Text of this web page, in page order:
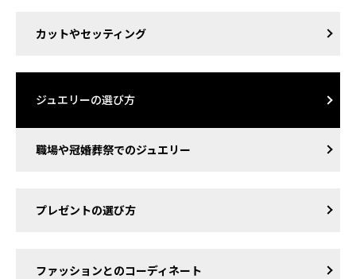
カットやセッティング
ジュエリーの選び方
職場や冠婚葬祭でのジュエリー
プレゼントの選び方
ファッションとのコーディネート